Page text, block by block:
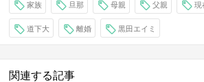
家族 旦那 母親 父親 現
道下大 離婚 黒田エイミ
関連する記事